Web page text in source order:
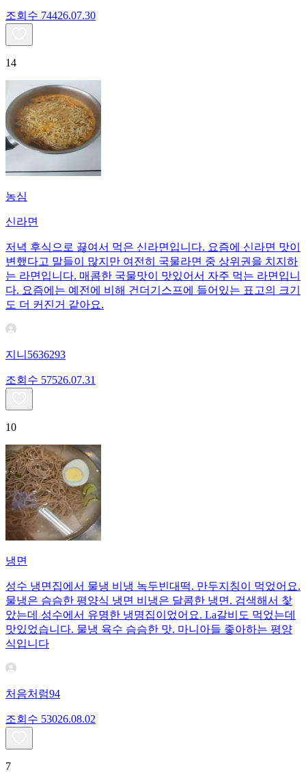
조회수 74426.07.30
14
농심
신라면
저녁 후식으로 끓여서 먹은 신라면입니다. 요즘에 신라면 맛이
변했다고 말들이 많지만 여전히 국물라면 중 상위권을 치지하
는 라면입니다. 매콤한 국물맛이 맛있어서 자주 먹는 라면입니
다. 요즘에는 예전에 비해 건더기스프에 들어있는 표고의 크기
도 더 커진거 같아요.
지니5636293
조회수 57526.07.31
10
냉면
성수 냉면집에서 물냉 비냉 녹두빈대떡. 만두지칭이 먹었어요.
물냉은 슴슴한 평양식 냉면 비냉은 달콤한 냉면. 검색해서 찿
았는데 성수에서 유명한 냉명집이었어요. La갈비도 먹었는데
맛있었습니다. 물냉 육수 슴슴한 맛. 마니아들 좋아하는 평양
식입니다
처음처럼94
조회수 53026.08.02
7